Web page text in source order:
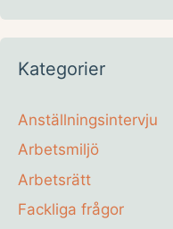
Kategorier
Anställningsintervju
Arbetsmiljö
Arbetsrätt
Fackliga frågor